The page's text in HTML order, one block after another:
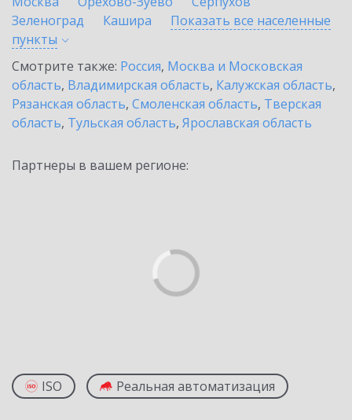
Зеленоград
Кашира
Показать все населенные
пункты
Смотрите также: Россия, Москва и Московская
область, Владимирская область, Калужская область,
Рязанская область, Смоленская область, Тверская
область, Тульская область, Ярославская область
Партнеры в вашем регионе:
ISO Реальная автоматизация